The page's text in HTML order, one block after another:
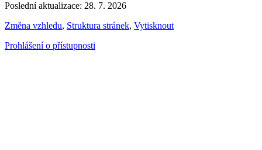
Poslední aktualizace: 28. 7. 2026
Změna vzhledu, Struktura stránek, Vytisknout
Prohlášení o přístupnosti